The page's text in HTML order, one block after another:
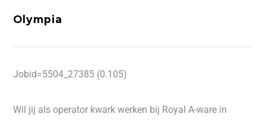
Olympia
Jobid=5504_27385 (0.105)
Wil jij als operator kwark werken bij Royal A-ware in